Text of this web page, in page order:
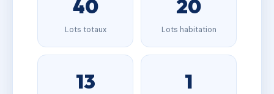
40
Lots totaux
20
Lots habitation
13 1